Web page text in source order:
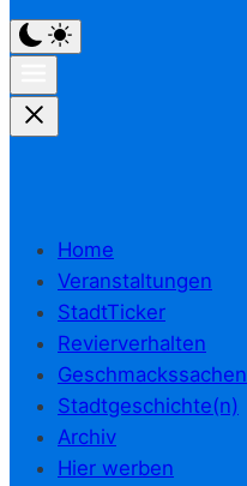
Home
Veranstaltungen
StadtTicker
Revierverhalten
Geschmackssachen
Stadtgeschichte(n)
Archiv
Hier werben